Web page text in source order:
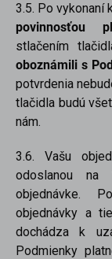
3.5. Po vykonaní
povinnosťou
stlačením
oboznámili s
potvrdenia
tlačidla budú
nám.
3.6. Vašu
odoslanou na
objednávke.
objednávky a
dochádza k
Podmienky